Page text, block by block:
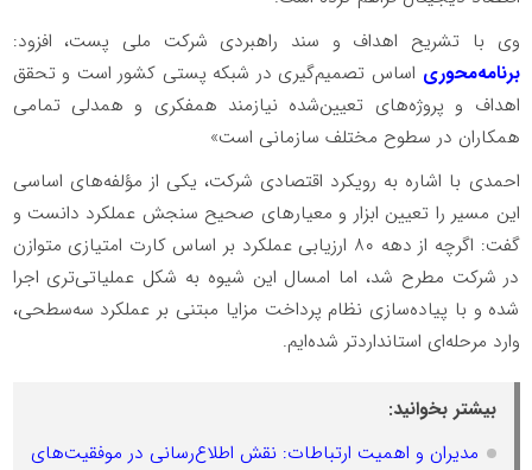
وی با تشریح اهداف و سند راهبردی شرکت ملی پست، افزود:
برنامه‌محوری اساس تصمیم‌گیری در شبکه پستی کشور است و تحقق
اهداف و پروژه‌های تعیین‌شده نیازمند همفکری و همدلی تمامی
همکاران در سطوح مختلف سازمانی است»
احمدی با اشاره به رویکرد اقتصادی شرکت، یکی از مؤلفه‌های اساسی
این مسیر را تعیین ابزار و معیارهای صحیح سنجش عملکرد دانست و
گفت: اگرچه از دهه ۸۰ ارزیابی عملکرد بر اساس کارت امتیازی متوازن
در شرکت مطرح شد، اما امسال این شیوه به شکل عملیاتی‌تری اجرا
شده و با پیاده‌سازی نظام پرداخت مزایا مبتنی بر عملکرد سه‌سطحی،
وارد مرحله‌ای استانداردتر شده‌ایم.
بیشتر بخوانید:
مدیران و اهمیت ارتباطات: نقش اطلاع‌رسانی در موفقیت‌های